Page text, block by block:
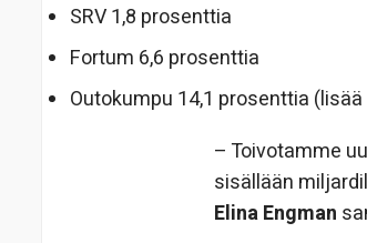
SRV 1,8 prosenttia
Fortum 6,6 prosenttia
Outokumpu 14,1 prosenttia
– Toivotamme
sisällään
Elina Engman